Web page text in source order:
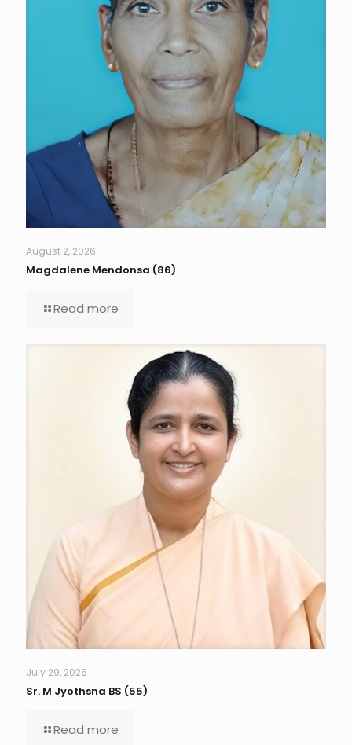
August 2, 2026
Magdalene Mendonsa (86)
Read more
July 29, 2026
Sr. M Jyothsna BS (55)
Read more